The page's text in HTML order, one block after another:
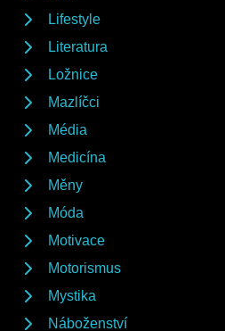
Lifestyle
Literatura
Ložnice
Mazlíčci
Média
Medicína
Měny
Móda
Motivace
Motorismus
Mystika
Náboženství